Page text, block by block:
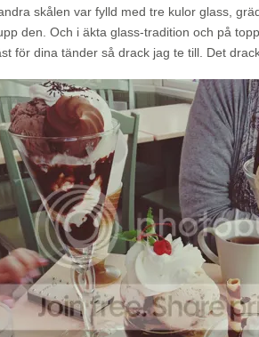
skålen var fylld med tre kulor glass,
den. Och i äkta glass-tradition och på
för dina tänder så drack jag te till. Det